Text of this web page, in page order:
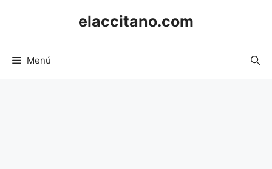
elaccitano.com
Menú